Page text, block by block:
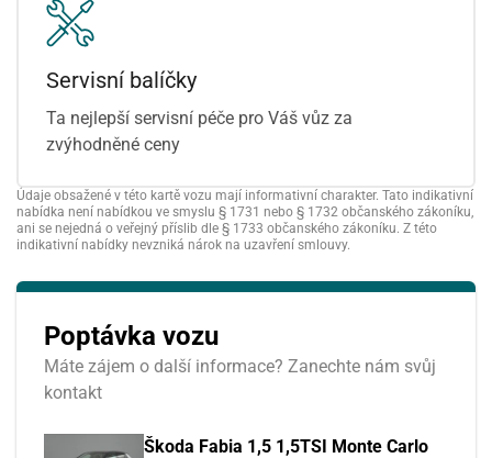
Servisní balíčky
Ta nejlepší servisní péče pro Váš vůz za
zvýhodněné ceny
Údaje obsažené v této kartě vozu mají informativní charakter. Tato indikativní
nabídka není nabídkou ve smyslu § 1731 nebo § 1732 občanského zákoníku,
ani se nejedná o veřejný příslib dle § 1733 občanského zákoníku. Z této
indikativní nabídky nevzniká nárok na uzavření smlouvy.
Poptávka vozu
Máte zájem o další informace? Zanechte nám svůj
kontakt
Škoda Fabia 1,5 1,5TSI Monte Carlo